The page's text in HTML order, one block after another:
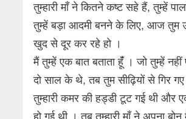
तुम्हारी माँ ने कितने कष्ट सहे हैं, तुम्हें
तुम्हें बड़ा आदमी बनने के लिए, आज तुम
खुद से दूर कर रहे हो ।
मैं तुम्हें एक बात बताता हूंँ । जो तुम्हें
दो साल के थे, तब तुम सीढ़ियों से गिर
तुम्हारी कमर की हड्डी टूट गई थी
हो गई थी । तब तुम्हारी माँ ने अपना